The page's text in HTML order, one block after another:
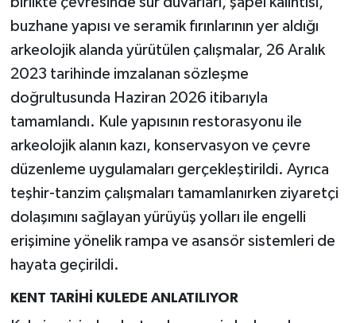
buzhane yapısı ve seramik fırınlarının yer aldığı
arkeolojik alanda yürütülen çalışmalar, 26 Aralık
2023 tarihinde imzalanan sözleşme
doğrultusunda Haziran 2026 itibarıyla
tamamlandı. Kule yapısının restorasyonu ile
arkeolojik alanın kazı, konservasyon ve çevre
düzenleme uygulamaları gerçekleştirildi. Ayrıca
teşhir-tanzim çalışmaları tamamlanırken ziyaretçi
dolaşımını sağlayan yürüyüş yolları ile engelli
erişimine yönelik rampa ve asansör sistemleri de
hayata geçirildi.
KENT TARİHİ KULEDE ANLATILIYOR